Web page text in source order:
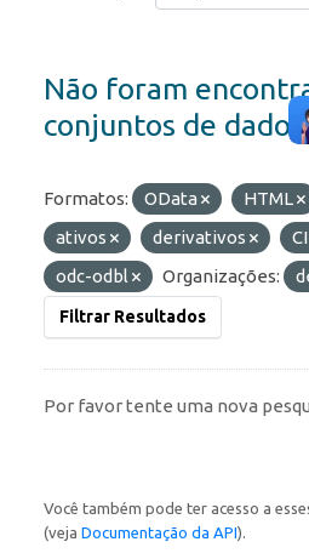
Não foram
conjuntos de dados
Formatos: OData HTML
ativos
derivativos
odc-odbl
Organizações:
Filtrar Resultados
Por favor tente uma nova
Você também pode ter acesso a
(veja Documentação da API).